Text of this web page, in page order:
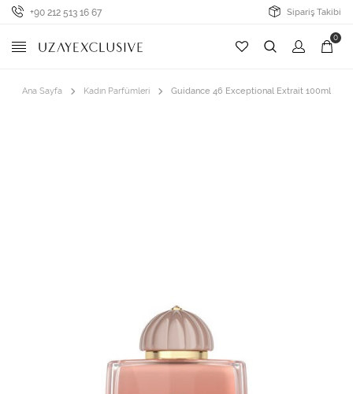
+90 212 513 16 67 Sipariş Takibi
0
Ana Sayfa Kadın Parfümleri Guidance 46 Exceptional Extrait 100ml